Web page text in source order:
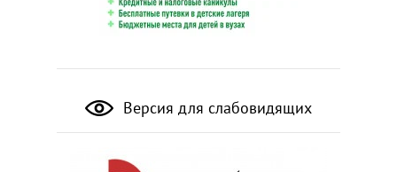
Версия для слабовидящих